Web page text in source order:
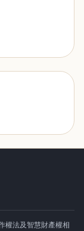
權法及智慧財產權相